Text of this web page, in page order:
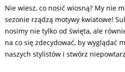
Nie wiesz, co nosić wiosną? My nie
sezonie rządzą motywy kwiatowe!
nosimy nie tylko od święta, ale
na co się zdecydować, by wyglądać
naszych stylistów i stwórz